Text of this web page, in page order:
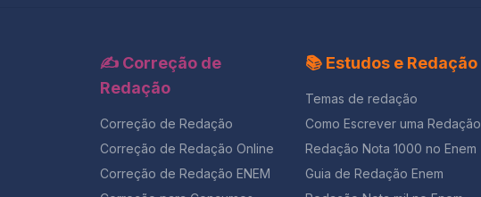
✍️ Correção de
Redação
Correção de Redação
Correção de Redação Online
Correção de Redação ENEM
📚 Estudos e Redação
Temas de redação
Como Escrever uma Redação
Redação Nota 1000 no Enem
Guia de Redação Enem